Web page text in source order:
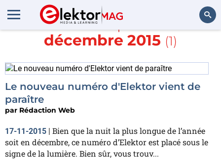
En savoir plus sur
décembre 2015 (1)
Le nouveau numéro d'Elektor vient de
paraître
par Rédaction Web
17-11-2015 | Bien que la nuit la plus longue de l’année
soit en décembre, ce numéro d’Elektor est placé sous le
signe de la lumière. Bien sûr, vous trouv...